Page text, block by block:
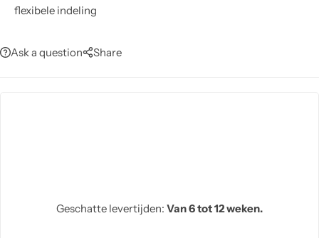
flexibele indeling
Ask a question Share
Geschatte levertijden: Van 6 tot 12 weken.